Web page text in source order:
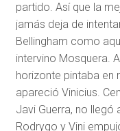
partido. Así que la
jamás deja de
Bellingham como
intervino Mosquera.
horizonte pintaba en
apareció Vinicius.
Javi Guerra, no llegó
Rodrygo y Vini